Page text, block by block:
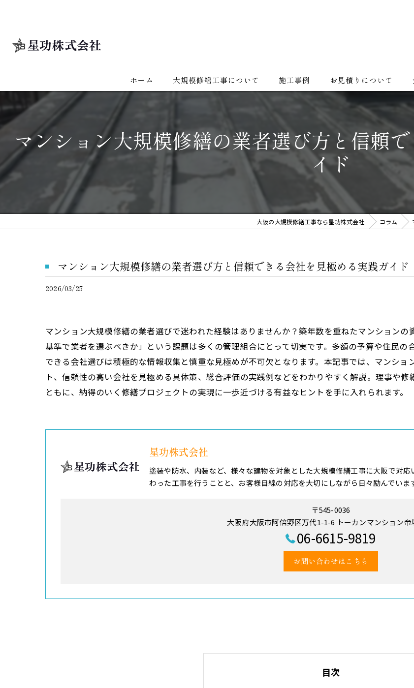
ホーム 大規模修繕工事について 施工事例 お見積りについて
マンション大規模修繕の業者選び方と信頼
イド
大阪の大規模修繕工事なら星功株式会社 コラム
マンション大規模修繕の業者選び方と信頼できる会社を見極める実践ガイド
2026/03/25
マンション大規模修繕の業者選びで迷われた経験はありませんか？築年数を重ねたマンション
基準で業者を選ぶべきか」という課題は多くの管理組合にとって切実です。多額の予算や住民
できる会社選びは積極的な情報収集と慎重な見極めが不可欠となります。本記事では、マンシ
ト、信頼性の高い会社を見極める具体策、総合評価の実践例などをわかりやすく解説。理事や
ともに、納得のいく修繕プロジェクトの実現に一歩近づける有益なヒントを手に入れられます。
星功株式会社
塗装や防水、内装など、様々な建物を対象とした大規模修繕工事に大阪で対
わった工事を行うことと、お客様目線の対応を大切にしながら日々励んでいま
〒545-0036
大阪府大阪市阿倍野区万代1-1-6 トーカンマンション帝
06-6615-9819
お問い合わせはこちら
目次